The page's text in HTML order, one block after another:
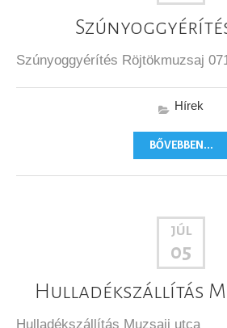
Szúnyoggyérítés Röjtökmuzsaj
Hírek
BŐVEBBEN...
JÚL
05
Hulladékszállítás
Hulladékszállítás Muzsaji utca